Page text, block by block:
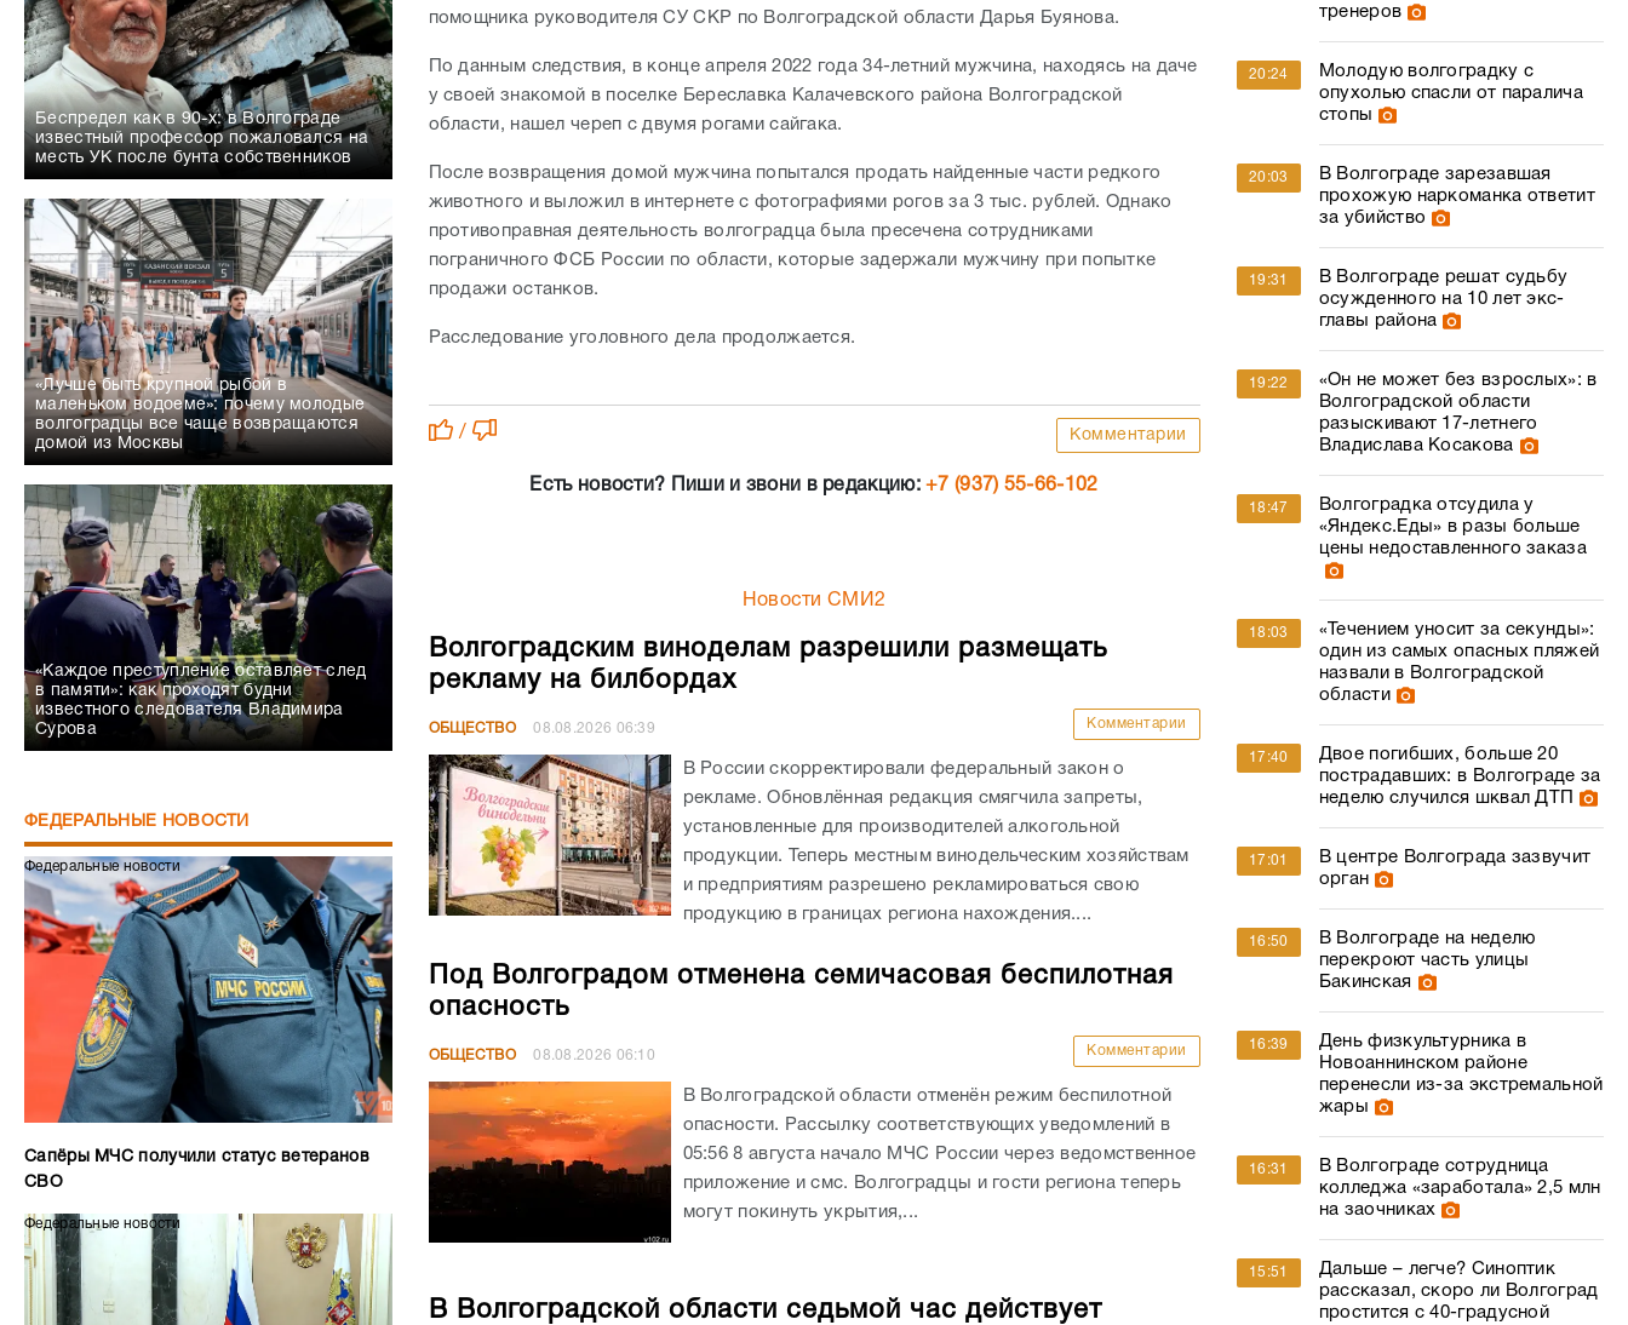
Беспредел как в 90-х: в Волгограде
известный профессор пожаловался на
месть УК после бунта собственников
«Лучше быть крупной рыбой в
маленьком водоеме»: почему молодые
волгоградцы все чаще возвращаются
домой из Москвы
«Каждое преступление оставляет след
в памяти»: как проходят будни
известного следователя Владимира
Сурова
ФЕДЕРАЛЬНЫЕ НОВОСТИ
Федеральные новости
Сапёры МЧС получили статус ветеранов
СВО
Федеральные новости
помощника руководителя СУ СКР по Волгоградской области Дарья Буянова.
По данным следствия, в конце апреля 2022 года 34-летний мужчина, находясь на даче
у своей знакомой в поселке Береславка Калачевского района Волгоградской
области, нашел череп с двумя рогами сайгака.
После возвращения домой мужчина попытался продать найденные части редкого
животного и выложил в интернете с фотографиями рогов за 3 тыс. рублей. Однако
противоправная деятельность волгоградца была пресечена сотрудниками
пограничного ФСБ России по области, которые задержали мужчину при попытке
продажи останков.
Расследование уголовного дела продолжается.
/ Комментарии
Есть новости? Пиши и звони в редакцию:+7 (937) 55-66-102
Новости СМИ2
Волгоградским виноделам разрешили размещать
рекламу на билбордах
ОБЩЕСТВО 08.08.2026 06:39 Комментарии
В России скорректировали федеральный закон о
рекламе. Обновлённая редакция смягчила запреты,
установленные для производителей алкогольной
продукции. Теперь местным винодельческим хозяйствам
и предприятиям разрешено рекламироваться свою
продукцию в границах региона нахождения....
Под Волгоградом отменена семичасовая беспилотная
опасность
ОБЩЕСТВО 08.08.2026 06:10 Комментарии
В Волгоградской области отменён режим беспилотной
опасности. Рассылку соответствующих уведомлений в
05:56 8 августа начало МЧС России через ведомственное
приложение и смс. Волгоградцы и гости региона теперь
могут покинуть укрытия,...
В Волгоградской области седьмой час действует
тренеров
20:24
Молодую волгоградку с
опухолью спасли от паралича
стопы
20:03
В Волгограде зарезавшая
прохожую наркоманка ответит
за убийство
19:31
В Волгограде решат судьбу
осужденного на 10 лет экс-
главы района
19:22
«Он не может без взрослых»: в
Волгоградской области
разыскивают 17-летнего
Владислава Косакова
18:47
Волгоградка отсудила у
«Яндекс.Еды» в разы больше
цены недоставленного заказа
18:03
«Течением уносит за секунды»:
один из самых опасных пляжей
назвали в Волгоградской
области
17:40
Двое погибших, больше 20
пострадавших: в Волгограде за
неделю случился шквал ДТП
17:01
В центре Волгограда зазвучит
орган
16:50
В Волгограде на неделю
перекроют часть улицы
Бакинская
16:39
День физкультурника в
Новоаннинском районе
перенесли из-за экстремальной
жары
16:31
В Волгограде сотрудница
колледжа «заработала» 2,5 млн
на заочниках
15:51
Дальше – легче? Синоптик
рассказал, скоро ли Волгоград
простится с 40-градусной